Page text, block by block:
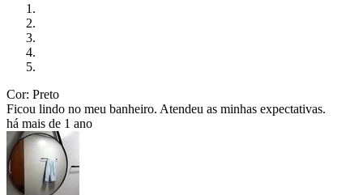
Cor: Preto
Ficou lindo no meu banheiro. Atendeu as minhas expectativas.
há mais de 1 ano